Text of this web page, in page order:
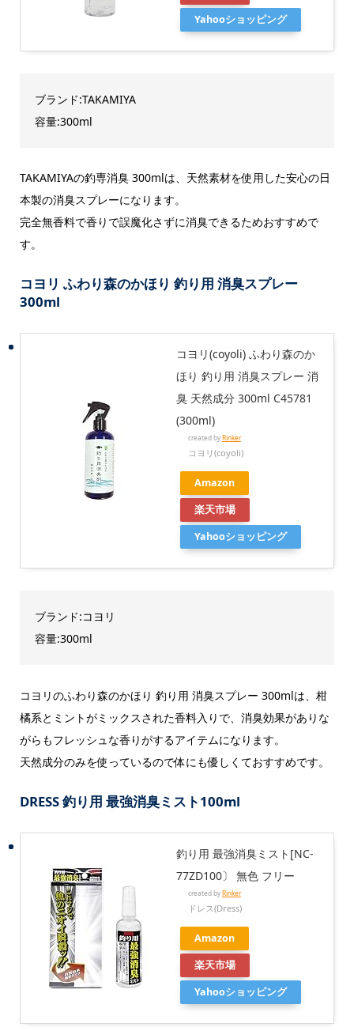
Yahooショッピング
ブランド:TAKAMIYA
容量:300ml
TAKAMIYAの釣専消臭 300mlは、天然素材を使用した安心の日
本製の消臭スプレーになります。
完全無香料で香りで誤魔化さずに消臭できるためおすすめで
す。
コヨリ ふわり森のかほり 釣り用 消臭スプレー
300ml
コヨリ(coyoli) ふわり森のか
ほり 釣り用 消臭スプレー 消
臭 天然成分 300ml C45781
(300ml)
created by Rinker
コヨリ(coyoli)
Amazon
楽天市場
Yahooショッピング
ブランド:コヨリ
容量:300ml
コヨリのふわり森のかほり 釣り用 消臭スプレー 300mlは、柑
橘系とミントがミックスされた香料入りで、消臭効果がありな
がらもフレッシュな香りがするアイテムになります。
天然成分のみを使っているので体にも優しくておすすめです。
DRESS 釣り用 最強消臭ミスト100ml
釣り用 最強消臭ミスト[NC-
77ZD100〕 無色 フリー
created byRinker
ドレス(Dress)
Amazon
楽天市場
Yahooショッピング